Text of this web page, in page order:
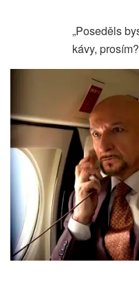
„Poseděls
kávy,